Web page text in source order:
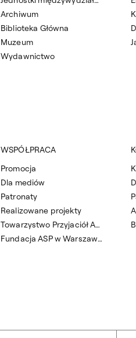
Archiwum
Biblioteka Główna
Muzeum
Wydawnictwo
WSPÓŁPRACA
Promocja
Dla mediów
Patronaty
Realizowane projekty
Towarzystwo Przyjaciół ASP
Fundacja ASP w Warszawie